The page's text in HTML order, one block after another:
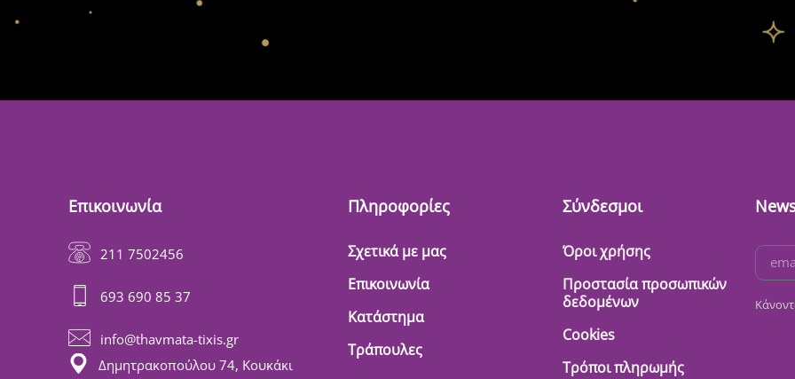
Επικοινωνία
211 7502456
693 690 85 37
info@thavmata-tixis.gr
Δημητρακοπούλου 74, Κουκάκι
Πληροφορίες
Σχετικά με μας
Επικοινωνία
Κατάστημα
Τράπουλες
Σύνδεσμοι
Όροι χρήσης
Προστασία προσωπικών
δεδομένων
Cookies
Τρόποι πληρωμής